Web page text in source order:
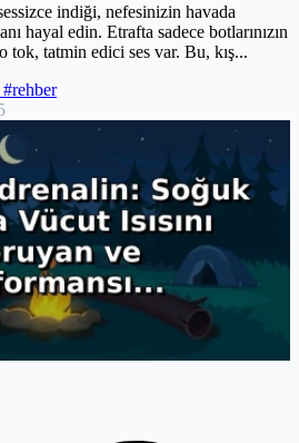
indiği, nefesinizin havada
hayal edin. Etrafta sadece botlarınızın
tok, tatmin edici ses var. Bu, kış...
#rehber